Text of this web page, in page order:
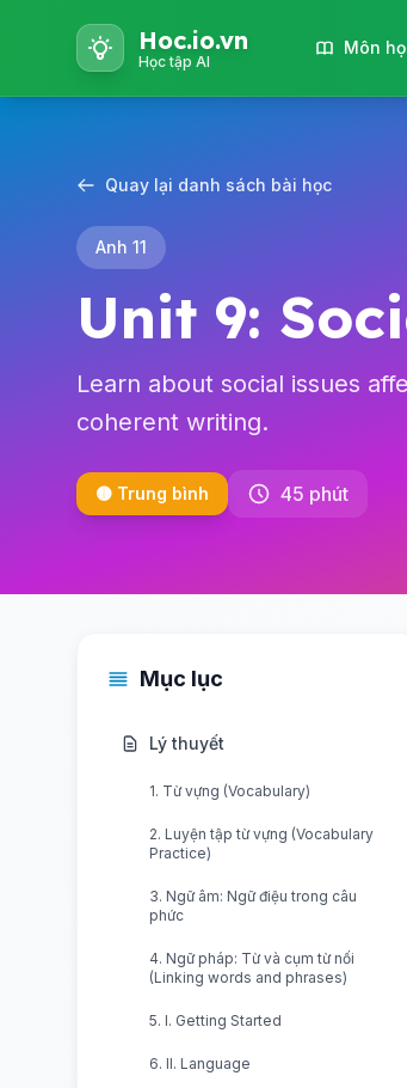
Hoc.io.vn
Học tập AI
Môn
Quay lại danh sách bài học
Anh 11
Unit 9:
Learn about social issues
coherent writing.
🟡 Trung bình 45 phút
Mục lục
Lý thuyết
1. Từ vựng (Vocabulary)
2. Luyện tập từ vựng (Vocabulary
Practice)
3. Ngữ âm: Ngữ điệu trong câu
phức
4. Ngữ pháp: Từ và cụm từ nối
(Linking words and phrases)
5. I. Getting Started
6. II. Language